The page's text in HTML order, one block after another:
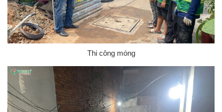
Thi công móng